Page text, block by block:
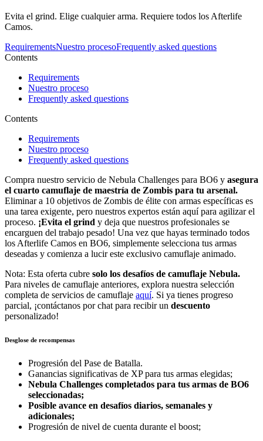
Evita el grind. Elige cualquier arma. Requiere todos los Afterlife
Camos.
RequirementsNuestro procesoFrequently asked questions
Contents
Requirements
Nuestro proceso
Frequently asked questions
Contents
Requirements
Nuestro proceso
Frequently asked questions
Compra nuestro servicio de Nebula Challenges para BO6 y asegura
el cuarto camuflaje de maestría de Zombis para tu arsenal.
Eliminar a 10 objetivos de Zombis de élite con armas específicas es
una tarea exigente, pero nuestros expertos están aquí para agilizar el
proceso. ¡Evita el grind y deja que nuestros profesionales se
encarguen del trabajo pesado! Una vez que hayas terminado todos
los Afterlife Camos en BO6, simplemente selecciona tus armas
deseadas y comienza a lucir este exclusivo camuflaje animado.
Nota: Esta oferta cubre solo los desafíos de camuflaje Nebula.
Para niveles de camuflaje anteriores, explora nuestra selección
completa de servicios de camuflaje aquí. Si ya tienes progreso
parcial, ¡contáctanos por chat para recibir un descuento
personalizado!
Desglose de recompensas
Progresión del Pase de Batalla.
Ganancias significativas de XP para tus armas elegidas;
Nebula Challenges completados para tus armas de BO6
seleccionadas;
Posible avance en desafíos diarios, semanales y
adicionales;
Progresión de nivel de cuenta durante el boost;